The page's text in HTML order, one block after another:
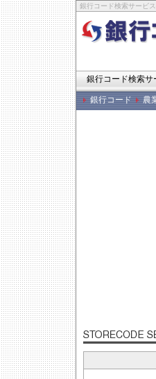
銀行コード検索サービ
銀行コード検索サ
銀行コード 農